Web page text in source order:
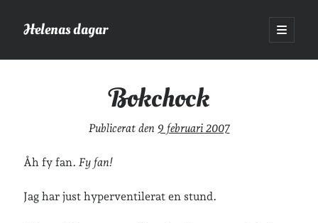
Helenas dagar
öppna
primär
Sidopanel
Bokchock
Publicerat den 9 februari 2007
Åh fy fan.Fy fan!
Jag har just hyperventilerat en stund.